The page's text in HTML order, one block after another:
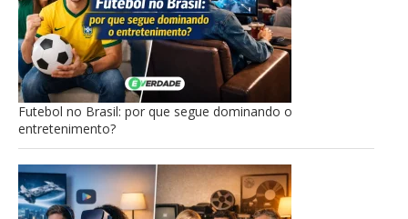
Futebol no Brasil: por que segue dominando o
entretenimento?